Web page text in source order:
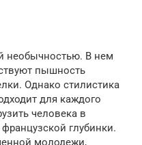
необычностью. В нем
пышность
Однако стилистика
для каждого
человека в
глубинки.
молодежи,